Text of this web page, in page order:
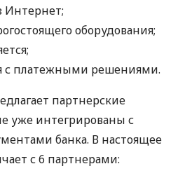
Интернет;
оборудования;
с платежными решениями.
партнерские
уже интегрированы с
банка. В настоящее
с 6 партнерами: